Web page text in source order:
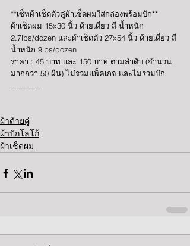
**เซ็ทผ้าเช็ดตัวคู่ผ้าเช็ดผมใส่กล่องพร้อมปัก**
ผ้าเช็ดผม 15x30 นิ้ว ด้ายเดี่ยว สี น้ำหนัก
2.7lbs/dozen และผ้าเช็ดตัว 27x54 นิ้ว ด้ายเดี่ยว สี
น้ำหนัก 9lbs/dozen
ราคา : 45 บาท และ 150 บาท ตามลำดับ (จำนวน
มากกว่า 50 ผืน) ไม่รวมแพ็คเกจ และไม่รวมปัก
ผ้าด้ายคู่
ผ้าปักโลโก้
ผ้าเช็ดผม